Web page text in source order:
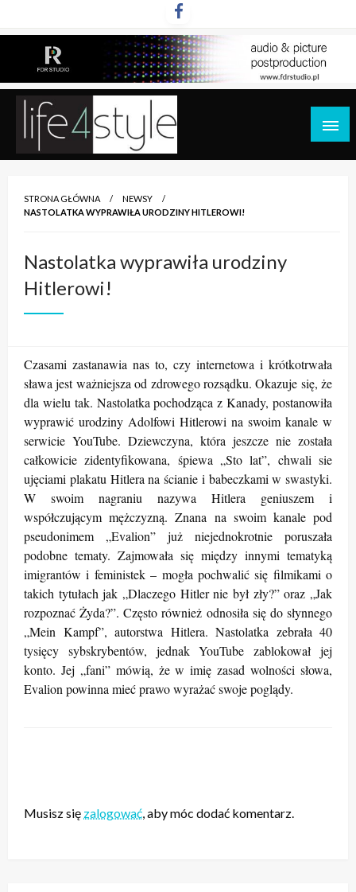
do
STRONA GŁÓWNA
NEWSY
NASTOLATKA WYPRAWIŁA URODZINY HITLEROWI!
Nastolatka wyprawiła urodziny
Hitlerowi!
Czasami zastanawia nas to, czy internetowa i krótkotrwała
sława jest ważniejsza od zdrowego rozsądku. Okazuje się, że
dla wielu tak. Nastolatka pochodząca z Kanady, postanowiła
wyprawić urodziny Adolfowi Hitlerowi na swoim kanale w
serwicie YouTube. Dziewczyna, która jeszcze nie została
całkowicie zidentyfikowana, śpiewa „Sto lat”, chwali sie
ujęciami plakatu Hitlera na ścianie i babeczkami w swastyki.
W swoim nagraniu nazywa Hitlera geniuszem i
współczującym mężczyzną. Znana na swoim kanale pod
pseudonimem „Evalion” już niejednokrotnie poruszała
podobne tematy. Zajmowała się między innymi tematyką
imigrantów i feministek – mogła pochwalić się filmikami o
takich tytułach jak „Dlaczego Hitler nie był zły?” oraz „Jak
rozpoznać Żyda?”. Często również odnosiła się do słynnego
„Mein Kampf”, autorstwa Hitlera. Nastolatka zebrała 40
tysięcy sybskrybentów, jednak YouTube zablokował jej
konto. Jej „fani” mówią, że w imię zasad wolności słowa,
Evalion powinna mieć prawo wyrażać swoje poglądy.
Musisz się zalogować , aby móc dodać komentarz.